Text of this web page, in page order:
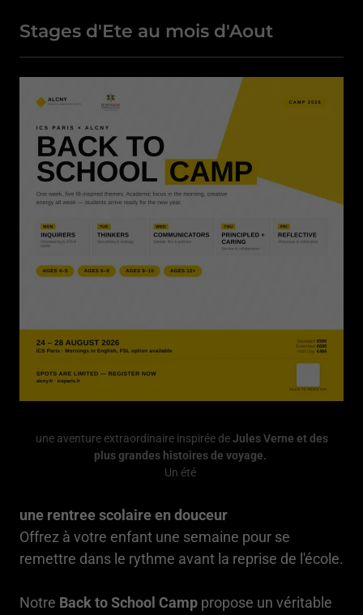
Stages d'Ete au mois d'Aout
une rentree scolaire en douceur
Offrez à votre enfant une semaine pour se
remettre dans le rythme avant la reprise de l'école.
Notre Back to School Camp propose un véritable
une aventure extraordinaire inspirée deJules Verne et des
plus grandes histoires de voyage.
Un été